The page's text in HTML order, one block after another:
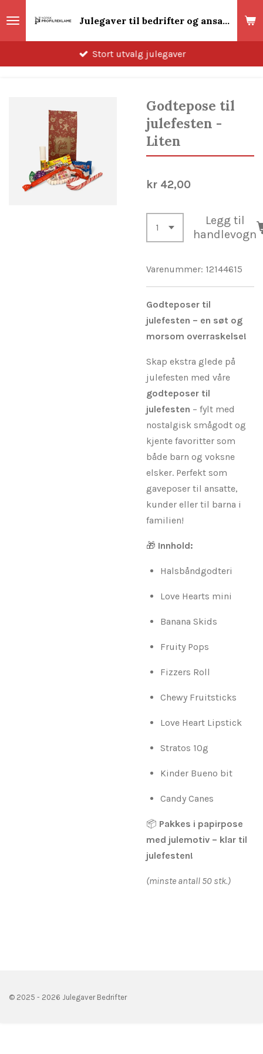
Julegaver til bedrifter og ansatte 2026! Norsk Profilreklame
Stort utvalg julegaver
Godtepose til
julefesten -
Liten
kr 42,00
Legg til
handlevogn
Varenummer: 12144615
Godteposer til
julefesten – en søt og
morsom overraskelse!
Skap ekstra glede på
julefesten med våre
godteposer til
julefesten – fylt med
nostalgisk smågodt og
kjente favoritter som
både barn og voksne
elsker. Perfekt som
gaveposer til ansatte,
kunder eller til barna i
familien!
🎁 Innhold:
Halsbåndgodteri
Love Hearts mini
Banana Skids
Fruity Pops
Fizzers Roll
Chewy Fruitsticks
Love Heart Lipstick
Stratos 10g
Kinder Bueno bit
Candy Canes
📦 Pakkes i papirpose
med julemotiv – klar til
julefesten!
(minste antall 50 stk.)
© 2025 - 2026 Julegaver Bedrifter